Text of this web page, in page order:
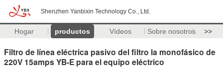
Shenzhen Yanbixin Technology Co., Ltd.
Hogar productos Vídeos Sobre nosotros >>
Filtro de línea eléctrica pasivo del filtro la monofásico de
220V 15amps YB-E para el equipo eléctrico